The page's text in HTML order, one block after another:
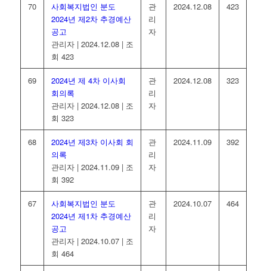
70
사회복지법인 분도
2024년 제2차 추경예산
공고
관리자 | 2024.12.08 | 조
회 423
관
리
자
2024.12.08 423
69
2024년 제 4차 이사회
회의록
관리자 | 2024.12.08 | 조
회 323
관
리
자
2024.12.08 323
68
2024년 제3차 이사회 회
의록
관리자 | 2024.11.09 | 조
회 392
관
리
자
2024.11.09 392
67
사회복지법인 분도
2024년 제1차 추경예산
공고
관리자 | 2024.10.07 | 조
회 464
관
리
자
2024.10.07 464